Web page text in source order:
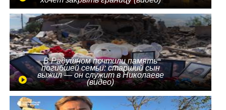
В Радушном почтили память
погибшей семьи: старший сын
выжил — он служит в Николаеве
(видео)